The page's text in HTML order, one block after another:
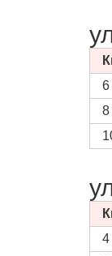
6
8
4